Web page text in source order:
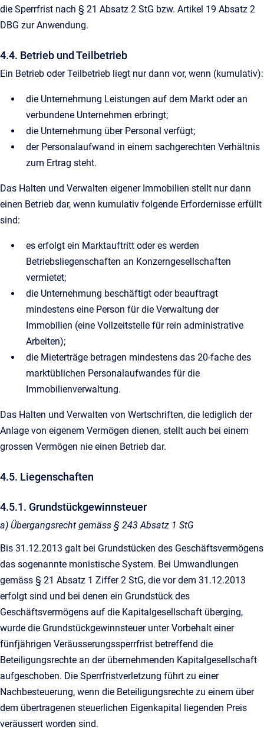
die Sperrfrist nach § 21 Absatz 2 StG bzw. Artikel 19 Absatz 2
DBG zur Anwendung.
4.4. Betrieb und Teilbetrieb
Ein Betrieb oder Teilbetrieb liegt nur dann vor, wenn (kumulativ):
die Unternehmung Leistungen auf dem Markt oder an
verbundene Unternehmen erbringt;
die Unternehmung über Personal verfügt;
der Personalaufwand in einem sachgerechten Verhältnis
zum Ertrag steht.
Das Halten und Verwalten eigener Immobilien stellt nur dann
einen Betrieb dar, wenn kumulativ folgende Erfordernisse erfüllt
sind:
es erfolgt ein Marktauftritt oder es werden
Betriebsliegenschaften an Konzerngesellschaften
vermietet;
die Unternehmung beschäftigt oder beauftragt
mindestens eine Person für die Verwaltung der
Immobilien (eine Vollzeitstelle für rein administrative
Arbeiten);
die Mieterträge betragen mindestens das 20-fache des
marktüblichen Personalaufwandes für die
Immobilienverwaltung.
Das Halten und Verwalten von Wertschriften, die lediglich der
Anlage von eigenem Vermögen dienen, stellt auch bei einem
grossen Vermögen nie einen Betrieb dar.
4.5. Liegenschaften
4.5.1. Grundstückgewinnsteuer
a) Übergangsrecht gemäss § 243 Absatz 1 StG
Bis 31.12.2013 galt bei Grundstücken des Geschäftsvermögens
das sogenannte monistische System. Bei Umwandlungen
gemäss § 21 Absatz 1 Ziffer 2 StG, die vor dem 31.12.2013
erfolgt sind und bei denen ein Grundstück des
Geschäftsvermögens auf die Kapitalgesellschaft überging,
wurde die Grundstückgewinnsteuer unter Vorbehalt einer
fünfjährigen Veräusserungssperrfrist betreffend die
Beteiligungsrechte an der übernehmenden Kapitalgesellschaft
aufgeschoben. Die Sperrfristverletzung führt zu einer
Nachbesteuerung, wenn die Beteiligungsrechte zu einem über
dem übertragenen steuerlichen Eigenkapital liegenden Preis
veräussert worden sind.